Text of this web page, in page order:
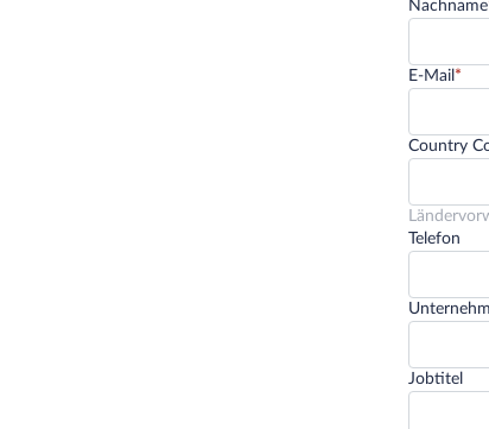
Nachname
E-Mail
Country
Telefon
Jobtitel